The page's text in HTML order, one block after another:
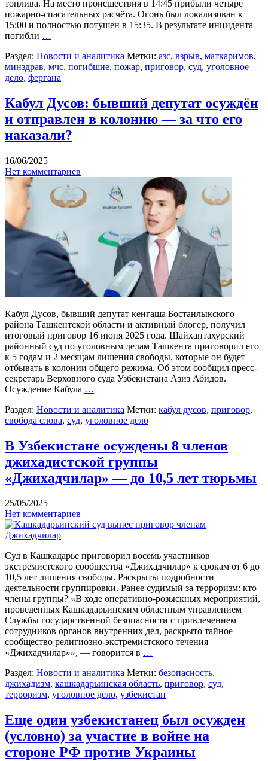
топлива. На место происшествия в 14:45 прибыли четыре
пожарно-спасательных расчёта. Огонь был локализован к
15:00 и полностью потушен в 15:35. В результате инцидента
погибли …
Раздел: Новости и аналитика Метки: азс, взрыв, маткаримов,
минздрав, мчс, погибшие, пожар, приговор, суд, уголовное
дело, фергана
Кабул Дусов: бывший депутат осуждён
и отправлен в колонию — за что его
наказали?
16/06/2025
Нет комментариев
Кабул Дусов, бывший депутат кенгаша Бостанлыкского
района Ташкентской области и активный блогер, получил
итоговый приговор 16 июня 2025 года. Шайхантахурский
районный суд по уголовным делам Ташкента приговорил его
к 5 годам и 2 месяцам лишения свободы, которые он будет
отбывать в колонии общего режима. Об этом сообщил пресс-
секретарь Верховного суда Узбекистана Азиз Абидов.
Осуждение Кабула …
Раздел: Новости и аналитика Метки: кабул дусов, приговор,
свобода слова, суд, уголовное дело
В Узбекистане осуждены 8 членов
джихадистской группы
«Джихадчилар» — до 10,5 лет тюрьмы
25/05/2025
Нет комментариев
Суд в Кашкадарье приговорил восемь участников
экстремистского сообщества «Джихадчилар» к срокам от 6 до
10,5 лет лишения свободы. Раскрыты подробности
деятельности группировки. Ранее судимый за терроризм: кто
члены группы? «В ходе оперативно-розыскных мероприятий,
проведенных Кашкадарьинским областным управлением
Службы государственной безопасности с привлечением
сотрудников органов внутренних дел, раскрыто тайное
сообщество религиозно-экстремистского течения
«Джихадчилар»», — говорится в …
Раздел: Новости и аналитика Метки: безопасность,
джихадизм, кашкадарьинская область, приговор, суд,
терроризм, уголовное дело, узбекистан
Еще один узбекистанец был осужден
(условно) за участие в войне на
стороне РФ против Украины